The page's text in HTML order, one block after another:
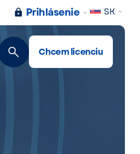
Prihlásenie SK
Chcem licenciu